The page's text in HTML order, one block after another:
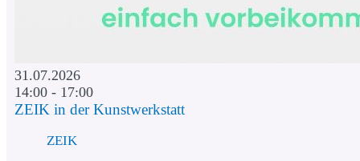
31.07.2026
14:00 - 17:00
ZEIK in der Kunstwerkstatt
ZEIK